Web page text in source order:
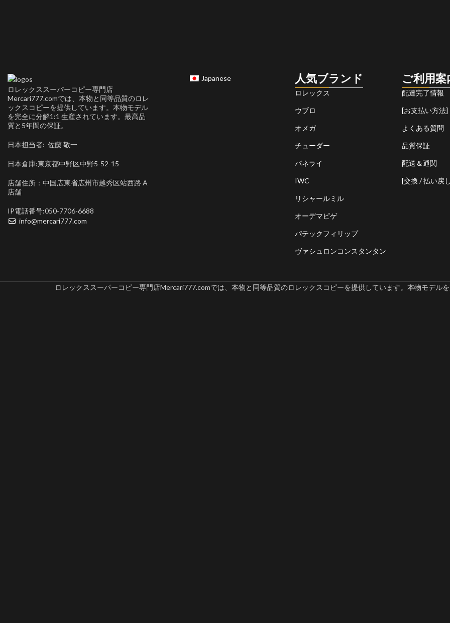
ロレックススーパーコピー専門店
Mercari777.comでは、本物と同等品質のロレ
ックスコピーを提供しています。本物モデル
を完全に分解1:1 生産されています。最高品
質と5年間の保証。
日本担当者: 佐藤 敬一
日本倉庫:東京都中野区中野5-52-15
店舗住所：中国広東省広州市越秀区站西路 A
店舗
IP電話番号:050-7706-6688
info@mercari777.com
Japanese 人気ブランド
ロレックス
ウブロ
オメガ
チューダー
パネライ
IWC
リシャールミル
オーデマピゲ
パテックフィリップ
ヴァシュロンコンスタンタン
ご利用案
配達完了情報
[お支払い方法]
よくある質問
品質保証
配送＆通関
[交換 / 払い戻
ロレックススーパーコピー専門店Mercari777.comでは、本物と同等品質のロレックスコピーを提供しています。本物モデル